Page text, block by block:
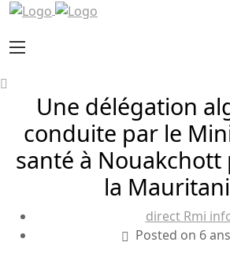
Une délégation
conduite par le
santé à
la
direct Rmi
Posted on 6